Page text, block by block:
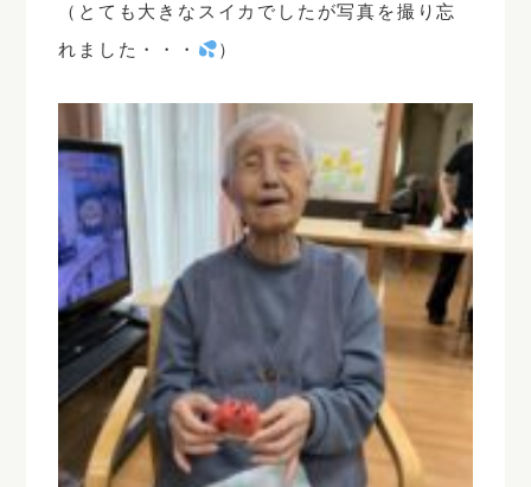
（とても大きなスイカでしたが写真を撮り忘
れました・・・
）